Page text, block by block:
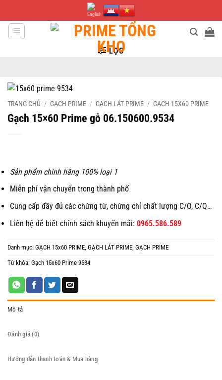
LỌC
TRANG CHỦ / GẠCH PRIME / GẠCH LÁT PRIME / GẠCH 15X60 PRIME
Gạch 15×60 Prime gỗ 06.150600.9534
Sản phẩm chính hãng 100% loại 1
Miễn phí vận chuyển trong thành phố
Cung cấp đầy đủ các chứng từ, chứng chỉ chất lượng C/O, C/Q…
Liên hệ để biết chính sách khuyến mãi: 0965.586.589
Danh mục: GẠCH 15x60 PRIME, GẠCH LÁT PRIME, GẠCH PRIME
Từ khóa: Gạch 15x60 Prime 9534
Mô tả
Đánh giá (0)
Hướng dẫn thanh toán & Mua hàng